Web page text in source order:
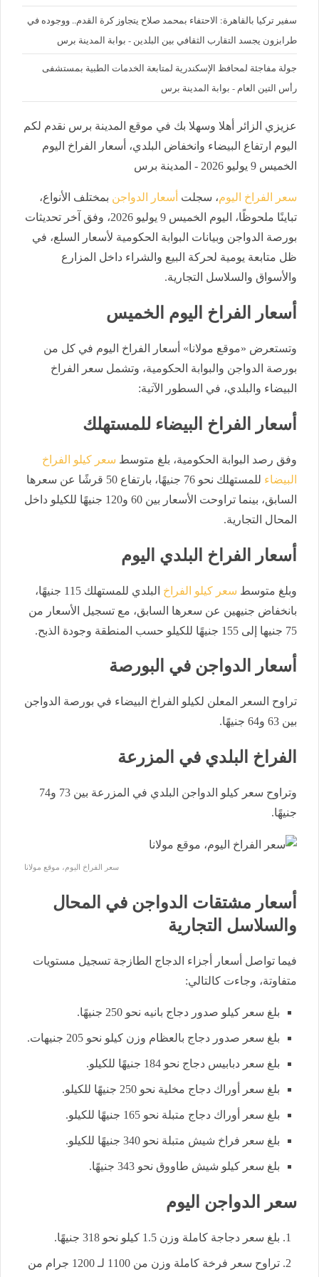
سفير تركيا بالقاهرة: الاحتفاء بمحمد صلاح يتجاوز كرة القدم.. ووجوده في
طرابزون يجسد التقارب الثقافي بين البلدين - بوابة المدينة برس
جولة مفاجئة لمحافظ الإسكندرية لمتابعة الخدمات الطبية بمستشفى
رأس التين العام - بوابة المدينة برس
عزيزي الزائر أهلا وسهلا بك في موقع المدينة برس نقدم لكم
اليوم ارتفاع البيضاء وانخفاض البلدي، أسعار الفراخ اليوم
الخميس 9 يوليو 2026 - المدينة برس
سعر الفراخ اليوم، سجلت أسعار الدواجن بمختلف الأنواع،
تباينًا ملحوظًا، اليوم الخميس 9 يوليو 2026، وفق آخر تحديثات
بورصة الدواجن وبيانات البوابة الحكومية لأسعار السلع، في
ظل متابعة يومية لحركة البيع والشراء داخل المزارع
والأسواق والسلاسل التجارية.
أسعار الفراخ اليوم الخميس
وتستعرض «موقع مولانا» أسعار الفراخ اليوم في كل من
بورصة الدواجن والبوابة الحكومية، وتشمل سعر الفراخ
البيضاء والبلدي، في السطور الآتية:
أسعار الفراخ البيضاء للمستهلك
وفق رصد البوابة الحكومية، بلغ متوسط سعر كيلو الفراخ
البيضاء
للمستهلك نحو 76 جنيهًا، بارتفاع 50 قرشًا عن سعرها
السابق، بينما تراوحت الأسعار بين 60 و120 جنيهًا للكيلو داخل
المحال التجارية.
أسعار الفراخ البلدي اليوم
وبلغ متوسط سعر كيلو الفراخ
البلدي للمستهلك 115 جنيهًا،
بانخفاض جنيهين عن سعرها السابق، مع تسجيل الأسعار من
75 جنيها إلى 155 جنيهًا للكيلو حسب المنطقة وجودة الذبح.
أسعار الدواجن في البورصة
تراوح السعر المعلن لكيلو الفراخ البيضاء في بورصة الدواجن
بين 63 و64 جنيهًا.
الفراخ البلدي في المزرعة
وتراوح سعر كيلو الدواجن البلدي في المزرعة بين 73 و74
جنيهًا.
سعر الفراخ اليوم، موقع مولانا
أسعار مشتقات الدواجن في المحال
والسلاسل التجارية
فيما تواصل أسعار أجزاء الدجاج الطازجة تسجيل مستويات
متفاوتة، وجاءت كالتالي:
بلغ سعر كيلو صدور دجاج بانيه نحو 250 جنيهًا.
بلغ سعر صدور دجاج بالعظام وزن كيلو نحو 205 جنيهات.
بلغ سعر دبابيس دجاج نحو 184 جنيهًا للكيلو.
بلغ سعر أوراك دجاج مخلية نحو 250 جنيهًا للكيلو.
بلغ سعر أوراك دجاج متبلة نحو 165 جنيهًا للكيلو.
بلغ سعر فراخ شيش متبلة نحو 340 جنيهًا للكيلو.
بلغ سعر كيلو شيش طاووق نحو 343 جنيهًا.
سعر الدواجن اليوم
بلغ سعر دجاجة كاملة وزن 1.5 كيلو نحو 318 جنيهًا.
تراوح سعر فرخة كاملة وزن من 1100 لـ 1200 جرام من